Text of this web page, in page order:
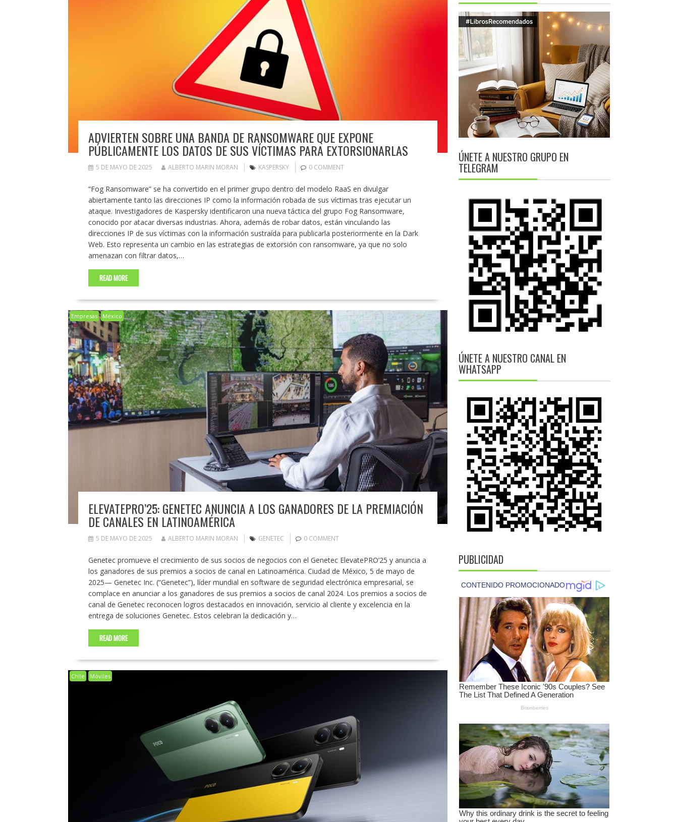
ADVIERTEN SOBRE UNA BANDA DE RANSOMWARE QUE EXPONE
PÚBLICAMENTE LOS DATOS DE SUS VÍCTIMAS PARA EXTORSIONARLAS
5 DE MAYO DE 2025 ALBERTO MARIN MORAN KASPERSKY 0 COMMENT
“Fog Ransomware” se ha convertido en el primer grupo dentro del modelo RaaS en divulgar
abiertamente tanto las direcciones IP como la información robada de sus víctimas tras ejecutar un
ataque. Investigadores de Kaspersky identificaron una nueva táctica del grupo Fog Ransomware,
conocido por atacar diversas industrias. Ahora, además de robar datos, están vinculando las
direcciones IP de sus víctimas con la información sustraída para publicarla posteriormente en la Dark
Web. Esto representa un cambio en las estrategias de extorsión con ransomware, ya que no solo
amenazan con filtrar datos,…
READ MORE
Empresas México
ELEVATEPRO’25: GENETEC ANUNCIA A LOS GANADORES DE LA PREMIACIÓN
DE CANALES EN LATINOAMÉRICA
5 DE MAYO DE 2025 ALBERTO MARIN MORAN GENETEC 0 COMMENT
Genetec promueve el crecimiento de sus socios de negocios con el Genetec ElevatePRO’25 y anuncia a
los ganadores de sus premios a socios de canal en Latinoamérica. Ciudad de México, 5 de mayo de
2025— Genetec Inc. (“Genetec”), líder mundial en software de seguridad electrónica empresarial, se
complace en anunciar a los ganadores de sus premios a socios de canal 2024. Los premios a socios de
canal de Genetec reconocen logros destacados en innovación, servicio al cliente y excelencia en la
entrega de soluciones Genetec. Estos celebran la dedicación y…
READ MORE
Chile Móviles
ÚNETE A NUESTRO GRUPO EN
TELEGRAM
ÚNETE A NUESTRO CANAL EN
WHATSAPP
PUBLICIDAD